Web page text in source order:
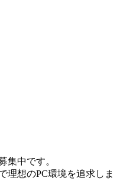
集中です。
理想のPC環境を追求しま